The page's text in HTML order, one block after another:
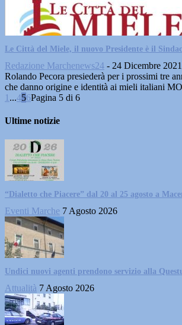
Le Città del Miele, il nuovo Presidente è il
Redazione Marchenews24 - 24 Dicembre 2021
Rolando Pecora presiederà per i prossimi tre
che danno origine e identità ai mieli italiani
1 ...456Pagina 5 di 6
Ultime notizie
“Dialetto che Piacere” dal 20 al 25 agosto a
Eventi Marche 7 Agosto 2026
Undici nuovi agenti prendono servizio alla
Attualità 7 Agosto 2026